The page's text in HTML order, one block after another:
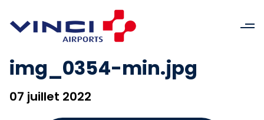
img_0354-min.jpg
07 juillet 2022